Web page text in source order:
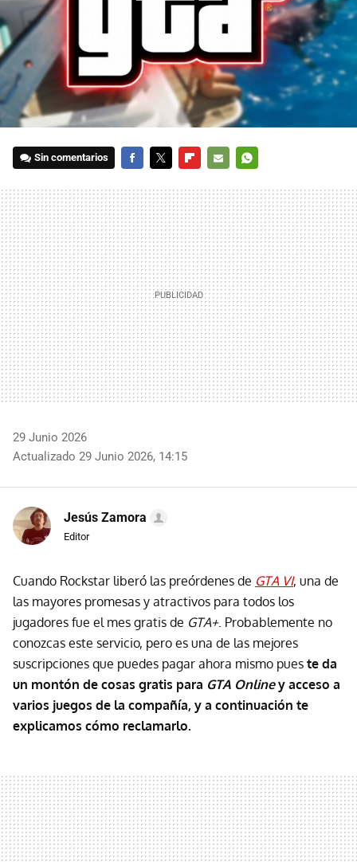
Sin comentarios
MAIL
29 Junio 2026
Actualizado 29 Junio 2026, 14:15
Jesús Zamora
Editor
Cuando Rockstar liberó las preórdenes de GTA VI, una de
las mayores promesas y atractivos para todos los
jugadores fue el mes gratis de GTA+. Probablemente no
conozcas este servicio, pero es una de las mejores
suscripciones que puedes pagar ahora mismo pues te da
un montón de cosas gratis para GTA Onliney acceso a
varios juegos de la compañía, y a continuación te
explicamos cómo reclamarlo.